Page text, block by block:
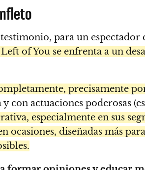
para un espectador
Left of You se enfrenta a un
precisamente
con actuaciones poderosas
especialmente en sus
ocasiones, diseñadas más